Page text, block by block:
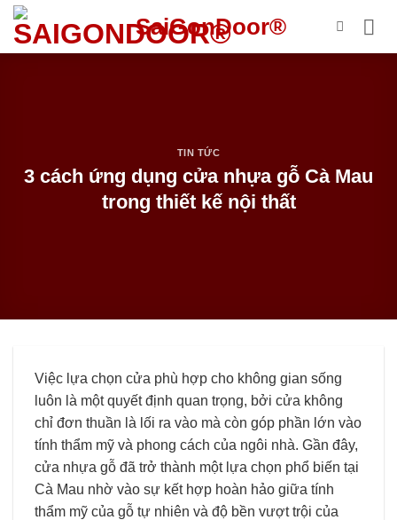
Bỏ
qua
nội
SaiGonDoor®
TIN TỨC
3 cách ứng dụng cửa nhựa gỗ Cà Mau
trong thiết kế nội thất
Việc lựa chọn cửa phù hợp cho không gian sống
luôn là một quyết định quan trọng, bởi cửa không
chỉ đơn thuần là lối ra vào mà còn góp phần lớn vào
tính thẩm mỹ và phong cách của ngôi nhà. Gần đây,
cửa nhựa gỗ đã trở thành một lựa chọn phổ biến tại
Cà Mau nhờ vào sự kết hợp hoàn hảo giữa tính
thẩm mỹ của gỗ tự nhiên và độ bền vượt trội của